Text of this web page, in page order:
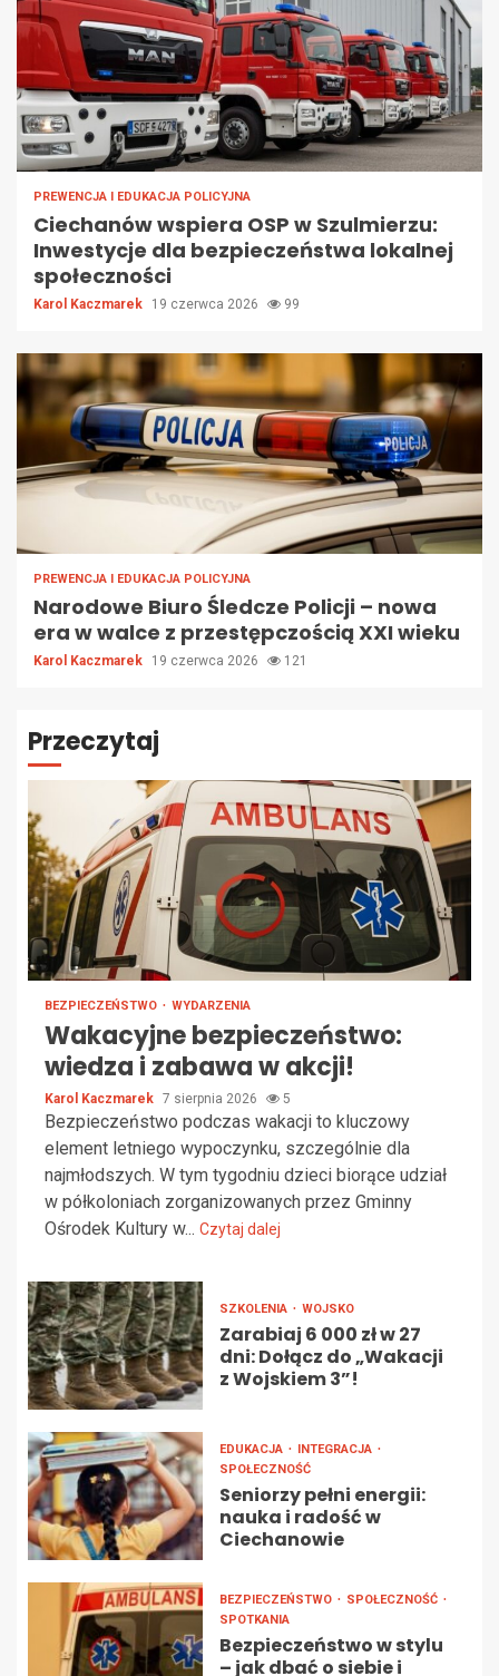
PREWENCJA I EDUKACJA POLICYJNA
Ciechanów wspiera OSP w Szulmierzu:
Inwestycje dla bezpieczeństwa lokalnej
społeczności
Karol Kaczmarek 19 czerwca 2026 99
PREWENCJA I EDUKACJA POLICYJNA
Narodowe Biuro Śledcze Policji – nowa
era w walce z przestępczością XXI wieku
Karol Kaczmarek 19 czerwca 2026 121
Przeczytaj
BEZPIECZEŃSTWO WYDARZENIA
Wakacyjne bezpieczeństwo:
wiedza i zabawa w akcji!
Karol Kaczmarek 7 sierpnia 2026 5
Bezpieczeństwo podczas wakacji to kluczowy
element letniego wypoczynku, szczególnie dla
najmłodszych. W tym tygodniu dzieci biorące udział
w półkoloniach zorganizowanych przez Gminny
Ośrodek Kultury w... Czytaj dalej
SZKOLENIA WOJSKO
Zarabiaj 6 000 zł w 27
dni: Dołącz do „Wakacji
z Wojskiem 3”!
EDUKACJA
INTEGRACJA
SPOŁECZNOŚĆ
Seniorzy pełni energii:
nauka i radość w
Ciechanowie
BEZPIECZEŃSTWO
SPOŁECZNOŚĆ
SPOTKANIA
Bezpieczeństwo w stylu
– jak dbać o siebie i